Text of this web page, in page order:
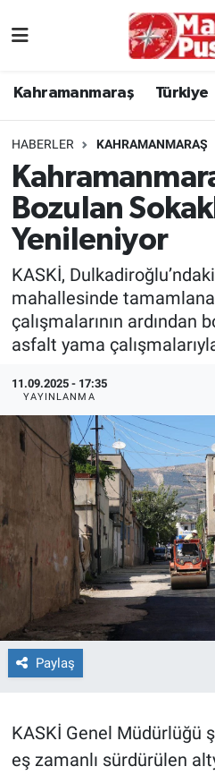
Kahramanmaraş Türkiye
HABERLER KAHRAMANMARAŞ
Bozulan
Yenileniyor
KASKİ,
mahallesinde
çalışmalarının
asfalt yama
11.09.2025 - 17:35
YAYINLANMA
Paylaş
KASKİ Genel Müdürlüğü
eş zamanlı sürdürülen
Politika
Ekonomi
Spor
Kültür Sanat
Sağlık
TEKNOLOJİ
Dünya
İlçeler
MAGAZİN
Bilim, Teknoloji
ASAYİŞ
HABERDE İNSAN
İstanbul Trafik Yoğunluk
Süper Lig Puan Durumu
Tüm Manşetler
Son Dakika Haberleri
Haber Arşivi